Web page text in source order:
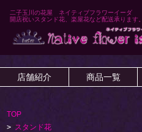
二子玉川の花屋 ネイティブフラワーイーダ
開店祝いスタンド花、楽屋花など配送承ります。
店舗紹介 商品一覧
TOP
> スタンド花